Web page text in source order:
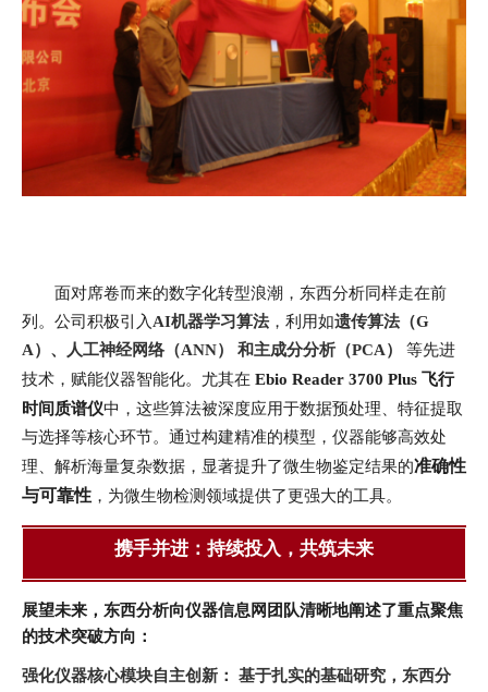
面对席卷而来的数字化转型浪潮，东西分析同样走在前
列。公司积极引入AI机器学习算法，利用如遗传算法（G
A）、人工神经网络（ANN） 和主成分分析（PCA） 等先进
技术，赋能仪器智能化。尤其在 Ebio Reader 3700 Plus 飞行
时间质谱仪中，这些算法被深度应用于数据预处理、特征提取
与选择等核心环节。通过构建精准的模型，仪器能够高效处
理、解析海量复杂数据，显著提升了微生物鉴定结果的准确性
与可靠性 ，为微生物检测领域提供了更强大的工具。
携手并进：持续投入，共筑未来
展望未来，东西分析向仪器信息网团队清晰地阐述了重点聚焦
的技术突破方向：
强化仪器核心模块自主创新：
基于扎实的基础研究，东西分